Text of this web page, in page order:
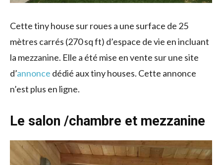
Cette tiny house sur roues a une surface de 25
mètres carrés (270 sq ft) d’espace de vie en incluant
la mezzanine. Elle a été mise en vente sur une site
d’annonce dédié aux tiny houses. Cette annonce
n’est plus en ligne.
Le salon /chambre et mezzanine